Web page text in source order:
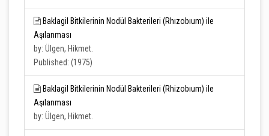
Baklagil Bitkilerinin Nodül Bakterileri (Rhızobıum) ile
Aşılanması
by: Ülgen, Hikmet.
Published: (1975)
Baklagil Bitkilerinin Nodül Bakterileri (Rhizobıum) ile
Aşılanması
by: Ülgen, Hikmet.